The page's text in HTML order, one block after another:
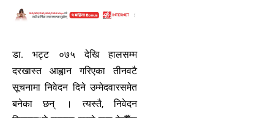
डा. भट्ट ०७५ देखि हालसम्म
दरखास्त आह्वान गरिएका तीनवटै
सूचनामा निवेदन दिने उम्मेदवारसमेत
बनेका छन् । त्यस्तै, निवेदन